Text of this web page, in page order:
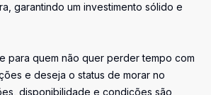
garantindo um investimento sólido e
para quem não quer perder tempo com
e deseja o status de morar no
disponibilidade e condições são